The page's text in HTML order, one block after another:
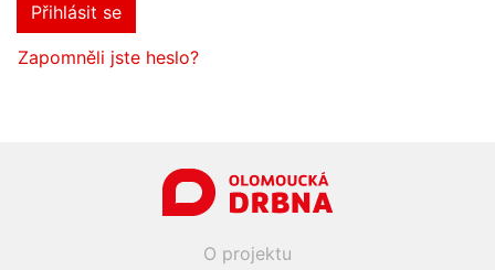
Přihlásit se
Zapomněli jste heslo?
O projektu